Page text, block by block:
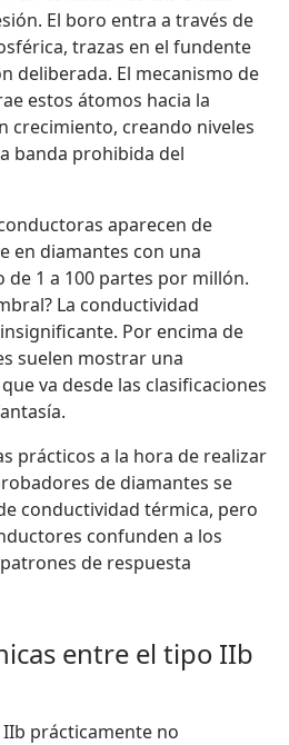
El boro entra a través de
trazas en el fundente
deliberada. El mecanismo de
estos átomos hacia la
crecimiento, creando niveles
banda prohibida del
aparecen de
en diamantes con una
1 a 100 partes por millón.
La conductividad
Por encima de
suelen mostrar una
va desde las clasificaciones
prácticos a la hora de realizar
de diamantes se
conductividad térmica, pero
confunden a los
de respuesta
entre el tipo IIb
prácticamente no